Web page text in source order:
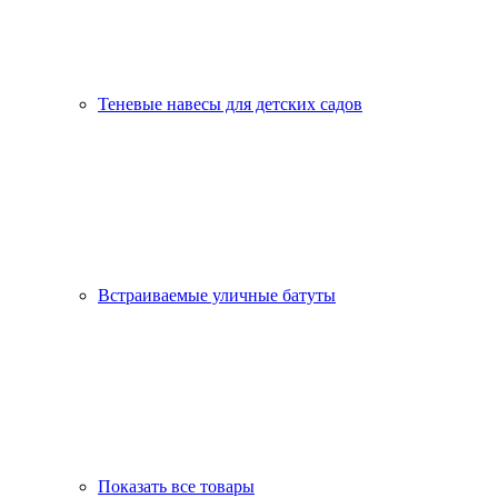
Теневые навесы для детских садов
Встраиваемые уличные батуты
Показать все товары